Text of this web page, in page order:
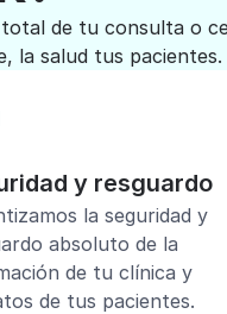
de tu consulta o
la salud tus pacientes.
y resguardo
la seguridad y
absoluto de la
de tu clínica y
de tus pacientes.